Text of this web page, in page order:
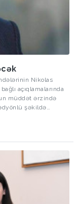
Nikolas
açıqlamalarında
müddət ərzində
şəkildə
faktı xalqların və
mental mühəndislik
tətbiqinin nə qədər